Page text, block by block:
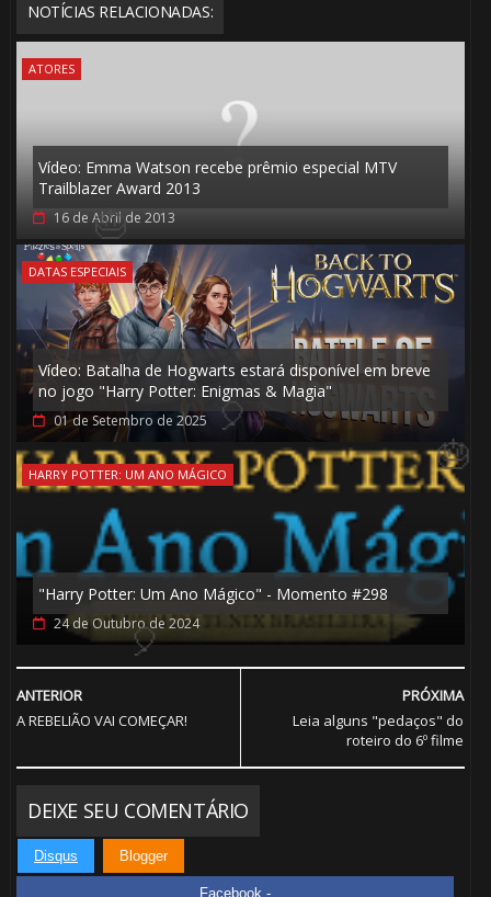
NOTÍCIAS RELACIONADAS:
ATORES
Vídeo: Emma Watson recebe prêmio especial MTV
Trailblazer Award 2013
16 de Abril de 2013
DATAS ESPECIAIS
Vídeo: Batalha de Hogwarts estará disponível em breve
no jogo "Harry Potter: Enigmas & Magia"
01 de Setembro de 2025
HARRY POTTER: UM ANO MÁGICO
"Harry Potter: Um Ano Mágico" - Momento #298
24 de Outubro de 2024
PRÓXIMA
Leia alguns "pedaços" do
roteiro do 6º filme
ANTERIOR
A REBELIÃO VAI COMEÇAR!
DEIXE SEU COMENTÁRIO
Disqus Blogger
Facebook -
1️⃣ 8️⃣
1️⃣ 8️⃣
🎈